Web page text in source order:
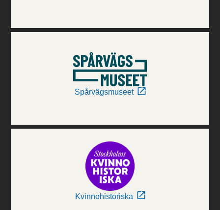
Spårvägsmuseet
Kvinnohistoriska